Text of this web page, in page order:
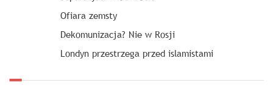
Ofiara zemsty
Dekomunizacja? Nie w Rosji
Londyn przestrzega przed islamistami